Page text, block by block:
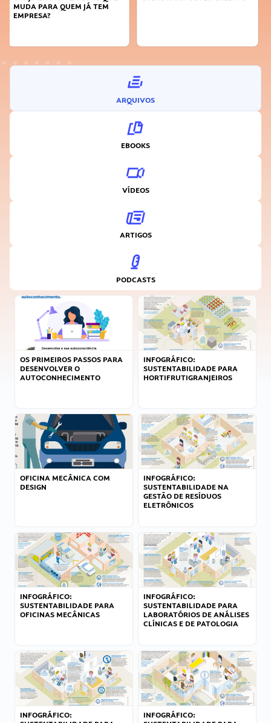
ARQUIVOS
EBOOKS
VÍDEOS
ARTIGOS
PODCASTS
OS PRIMEIROS PASSOS PARA
DESENVOLVER O
AUTOCONHECIMENTO
INFOGRÁFICO:
SUSTENTABILIDADE PARA
HORTIFRUTIGRANJEIROS
OFICINA MECÂNICA COM
DESIGN
INFOGRÁFICO:
SUSTENTABILIDADE NA
GESTÃO DE RESÍDUOS
ELETRÔNICOS
INFOGRÁFICO:
SUSTENTABILIDADE PARA
OFICINAS MECÂNICAS
INFOGRÁFICO:
SUSTENTABILIDADE PARA
LABORATÓRIOS DE ANÁLISES
CLÍNICAS E DE PATOLOGIA
INFOGRÁFICO:
INFOGRÁFICO: